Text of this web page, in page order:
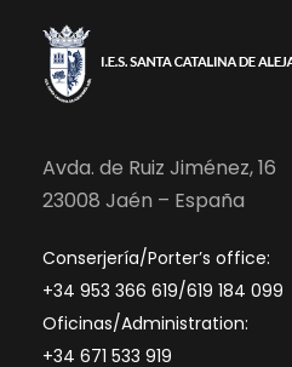
Avda. de Ruiz Jiménez, 16
23008 Jaén – España
Conserjería/Porter’s office:
+34 953 366 619/619 184 099
Oficinas/Administration:
+34 671 533 919